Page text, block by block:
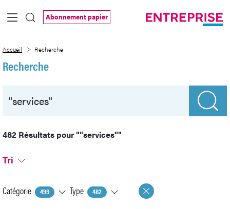
Saut au contenu principal
Abonnement papier
Accueil Recherche
Recherche
482 Résultats pour""services""
Tri
Catégorie 499 Type 482